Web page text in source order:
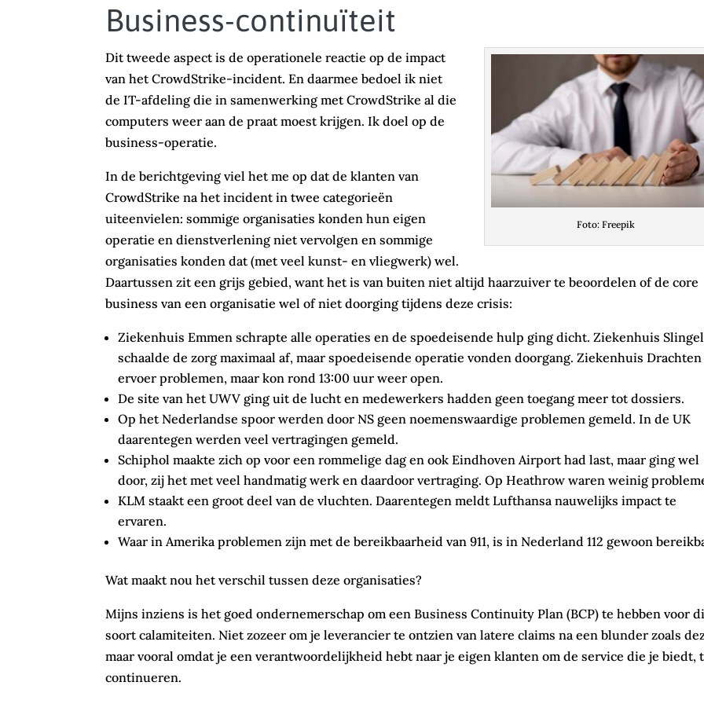
Business-continuïteit
Foto: Freepik
Dit tweede aspect is de operationele reactie op de impact
van het CrowdStrike-incident. En daarmee bedoel ik niet
de IT-afdeling die in samenwerking met CrowdStrike al die
computers weer aan de praat moest krijgen. Ik doel op de
business-operatie.
In de berichtgeving viel het me op dat de klanten van
CrowdStrike na het incident in twee categorieën
uiteenvielen: sommige organisaties konden hun eigen
operatie en dienstverlening niet vervolgen en sommige
organisaties konden dat (met veel kunst- en vliegwerk) wel.
Daartussen zit een grijs gebied, want het is van buiten niet altijd haarzuiver te beoordelen of de core
business van een organisatie wel of niet doorging tijdens deze crisis:
Ziekenhuis Emmen schrapte alle operaties en de spoedeisende hulp ging dicht. Ziekenhuis
schaalde de zorg maximaal af, maar spoedeisende operatie vonden doorgang. Ziekenhuis Drachten
ervoer problemen, maar kon rond 13:00 uur weer open.
De site van het UWV ging uit de lucht en medewerkers hadden geen toegang meer tot dossiers.
Op het Nederlandse spoor werden door NS geen noemenswaardige problemen gemeld. In de UK
daarentegen werden veel vertragingen gemeld.
Schiphol maakte zich op voor een rommelige dag en ook Eindhoven Airport had last, maar ging wel
door, zij het met veel handmatig werk en daardoor vertraging. Op Heathrow waren weinig
KLM staakt een groot deel van de vluchten. Daarentegen meldt Lufthansa nauwelijks impact te
ervaren.
Waar in Amerika problemen zijn met de bereikbaarheid van 911, is in Nederland 112 gewoon
Wat maakt nou het verschil tussen deze organisaties?
Mijns inziens is het goed ondernemerschap om een Business Continuity Plan (BCP) te hebben voor
soort calamiteiten. Niet zozeer om je leverancier te ontzien van latere claims na een blunder zoals
maar vooral omdat je een verantwoordelijkheid hebt naar je eigen klanten om de service die je biedt,
continueren.